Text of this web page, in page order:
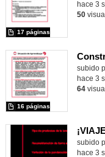
17 páginas
hace 3
50
subido
16 páginas
hace 3
64
subido
hace 3